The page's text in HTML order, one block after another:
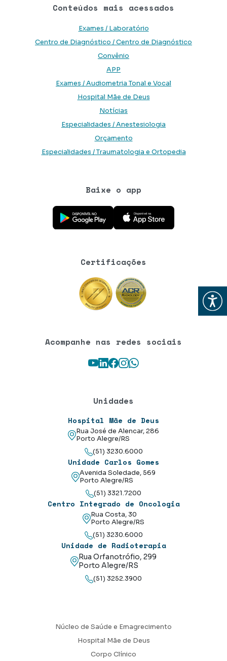
Abrir
Conteúdos mais acessados
Exames / Laboratório
Centro de Diagnóstico / Centro de Diagnóstico
Convênio
APP
Exames / Audiometria Tonal e Vocal
Hospital Mãe de Deus
Notícias
Especialidades / Anestesiologia
Orçamento
Especialidades / Traumatologia e Ortopedia
Baixe o app
Baixe o aplicativo na Google Play Store
Baixe o aplicativo na App Store
Certificações
Acompanhe nas redes sociais
Youtube
LinkedIn
Facebook
Instagram
WhatsApp
Unidades
Hospital Mãe de Deus
Rua José de Alencar, 286
Porto Alegre/RS
(51) 3230.6000
Unidade Carlos Gomes
Avenida Soledade, 569
Porto Alegre/RS
(51) 3321.7200
Centro Integrado de Oncologia
Rua Costa, 30
Porto Alegre/RS
(51) 3230.6000
Unidade de Radioterapia
Rua Orfanotrófio, 299
Porto Alegre/RS
(51) 3252.3900
Núcleo de Saúde e Emagrecimento
Hospital Mãe de Deus
Corpo Clínico